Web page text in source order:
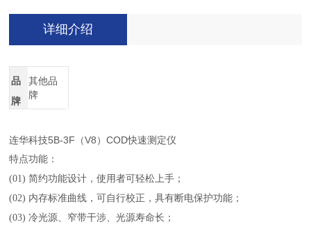
详细介绍
品
牌
其他品
牌
连华科技5B-3F（V8）COD快速测定仪
特点功能：
(01) 简约功能设计，使用者可轻松上手；
(02) 内存标准曲线，可自行校正，具有断电保护功能；
(03) 冷光源、窄带干涉、光源寿命长；